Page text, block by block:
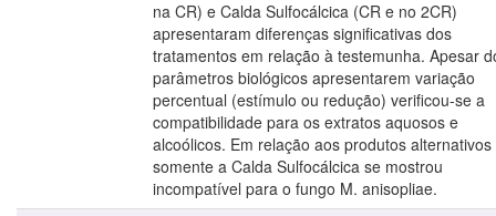
na CR) e Calda Sulfocálcica (CR e no 2CR)
apresentaram diferenças significativas dos
tratamentos em relação à testemunha. Apesar
parâmetros biológicos apresentarem variação
percentual (estímulo ou redução) verificou-se a
compatibilidade para os extratos aquosos e
alcoólicos. Em relação aos produtos alternativos
somente a Calda Sulfocálcica se mostrou
incompatível para o fungo M. anisopliae.